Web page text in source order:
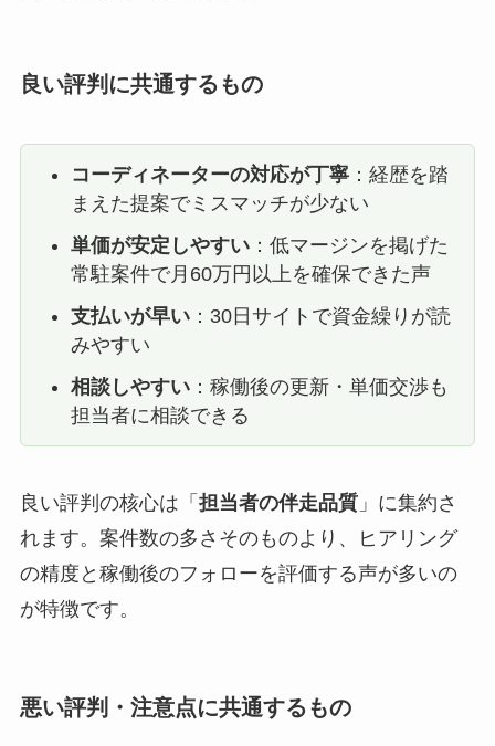
良い評判に共通するもの
コーディネーターの対応が丁寧：経歴を踏
まえた提案でミスマッチが少ない
単価が安定しやすい：低マージンを掲げた
常駐案件で月60万円以上を確保できた声
支払いが早い：30日サイトで資金繰りが読
みやすい
相談しやすい：稼働後の更新・単価交渉も
担当者に相談できる
良い評判の核心は「 担当者の伴走品質」に集約さ
れます。案件数の多さそのものより、ヒアリング
の精度と稼働後のフォローを評価する声が多いの
が特徴です。
悪い評判・注意点に共通するもの